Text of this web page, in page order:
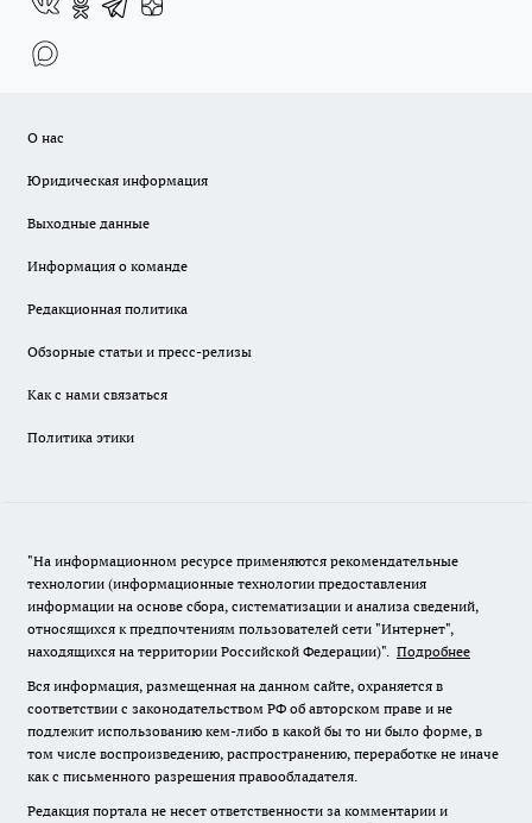
О нас
Юридическая информация
Выходные данные
Информация о команде
Редакционная политика
Обзорные статьи и пресс-релизы
Как с нами связаться
Политика этики
"На информационном ресурсе применяются рекомендательные
технологии (информационные технологии предоставления
информации на основе сбора, систематизации и анализа сведений,
относящихся к предпочтениям пользователей сети "Интернет",
находящихся на территории Российской Федерации)". Подробнее
Вся информация, размещенная на данном сайте, охраняется в
соответствии с законодательством РФ об авторском праве и не
подлежит использованию кем-либо в какой бы то ни было форме, в
том числе воспроизведению, распространению, переработке не иначе
как с письменного разрешения правообладателя.
Редакция портала не несет ответственности за комментарии и